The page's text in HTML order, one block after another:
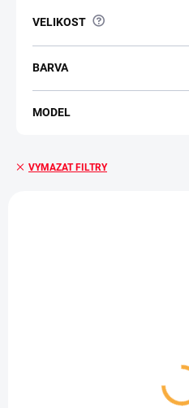
VELIKOST ?
BARVA
MODEL
VYMAZAT FILTRY